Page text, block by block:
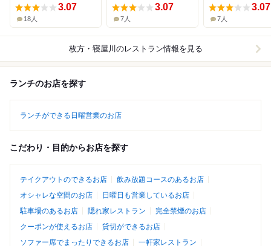
3.07
18人
3.07
7人
3.07
7人
枚方・寝屋川 のレストラン情報を見る
ランチのお店を探す
ランチができる日曜営業のお店
こだわり・目的からお店を探す
テイクアウトのできるお店
飲み放題コースのあるお店
オシャレな空間のお店
日曜日も営業しているお店
駐車場のあるお店
隠れ家レストラン
完全禁煙のお店
クーポンが使えるお店
貸切ができるお店
ソファー席でまったりできるお店
一軒家レストラン